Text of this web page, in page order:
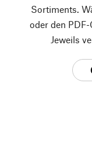
Sortiments.
oder den
Jeweils